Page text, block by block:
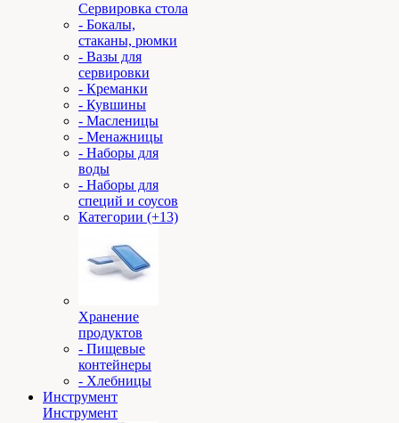
Сервировка стола
- Бокалы,
стаканы, рюмки
- Вазы для
сервировки
- Креманки
- Кувшины
- Масленицы
- Менажницы
- Наборы для
воды
- Наборы для
специй и соусов
Категории (+13)
Хранение
продуктов
- Пищевые
контейнеры
- Хлебницы
Инструмент
Инструмент